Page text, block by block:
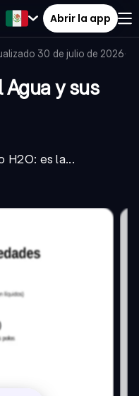
Abrir la app
30 de julio de 2026·
Agua y sus
H2O: es la...